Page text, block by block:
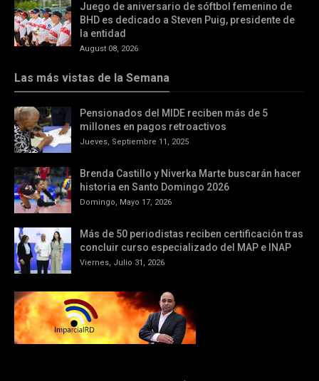
Juego de aniversario de sóftbol femenino de
BHD es dedicado a Steven Puig, presidente de
la entidad
August 08, 2026
Las más vistas de la Semana
Pensionados del MIDE reciben más de 5
millones en pagos retroactivos
Jueves, Septiembre 11, 2025
Brenda Castillo y Niverka Marte buscarán hacer
historia en Santo Domingo 2026
Domingo, Mayo 17, 2026
Más de 50 periodistas reciben certificación tras
concluir curso especializado del MAP e INAP
Viernes, Julio 31, 2026